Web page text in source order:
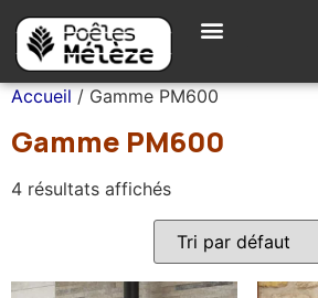
Accueil / Gamme PM600
Gamme PM600
4 résultats affichés